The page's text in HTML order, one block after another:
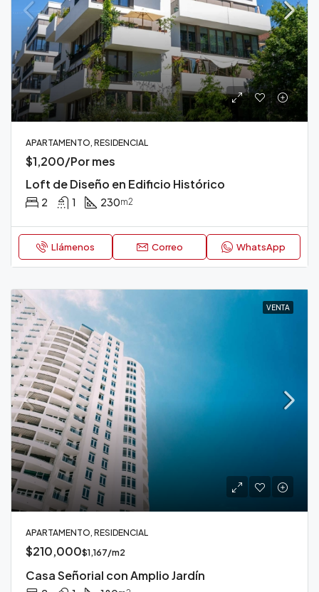
APARTAMENTO, RESIDENCIAL
$1,200/Por mes
Loft de Diseño en Edificio Histórico
2 1 230m2
Llámenos Correo WhatsApp
VENTA
APARTAMENTO, RESIDENCIAL
$210,000$1,167/m2
Casa Señorial con Amplio Jardín